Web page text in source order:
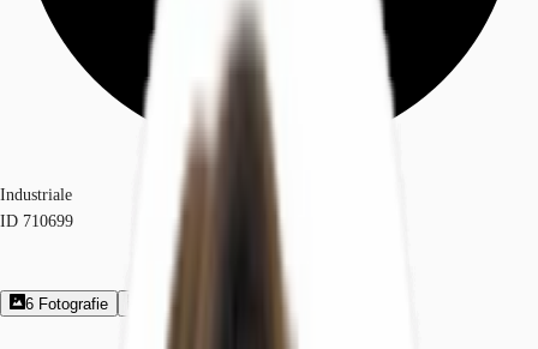
Industriale
ID 710699
6 Fotografie
Planimetrie